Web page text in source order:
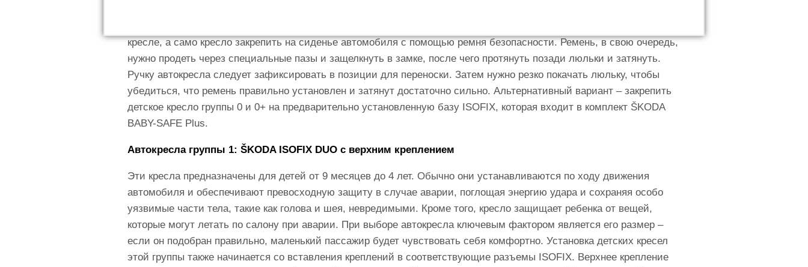
кресле, а само кресло закрепить на сиденье автомобиля с помощью ремня безопасности. Ремень, в свою очередь,
нужно продеть через специальные пазы и защелкнуть в замке, после чего протянуть позади люльки и затянуть.
Ручку автокресла следует зафиксировать в позиции для переноски. Затем нужно резко покачать люльку, чтобы
убедиться, что ремень правильно установлен и затянут достаточно сильно. Альтернативный вариант – закрепить
детское кресло группы 0 и 0+ на предварительно установленную базу ISOFIX, которая входит в комплект ŠKODA
BABY-SAFE Plus.
Автокресла группы 1: ŠKODA ISOFIX DUO с верхним креплением
Эти кресла предназначены для детей от 9 месяцев до 4 лет. Обычно они устанавливаются по ходу движения
автомобиля и обеспечивают превосходную защиту в случае аварии, поглощая энергию удара и сохраняя особо
уязвимые части тела, такие как голова и шея, невредимыми. Кроме того, кресло защищает ребенка от вещей,
которые могут летать по салону при аварии. При выборе автокресла ключевым фактором является его размер –
если он подобран правильно, маленький пассажир будет чувствовать себя комфортно. Установка детских кресел
этой группы также начинается со вставления креплений в соответствующие разъемы ISOFIX. Верхнее крепление